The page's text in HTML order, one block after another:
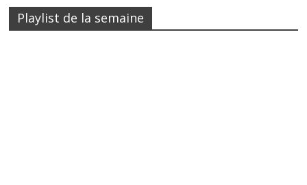
Playlist de la semaine